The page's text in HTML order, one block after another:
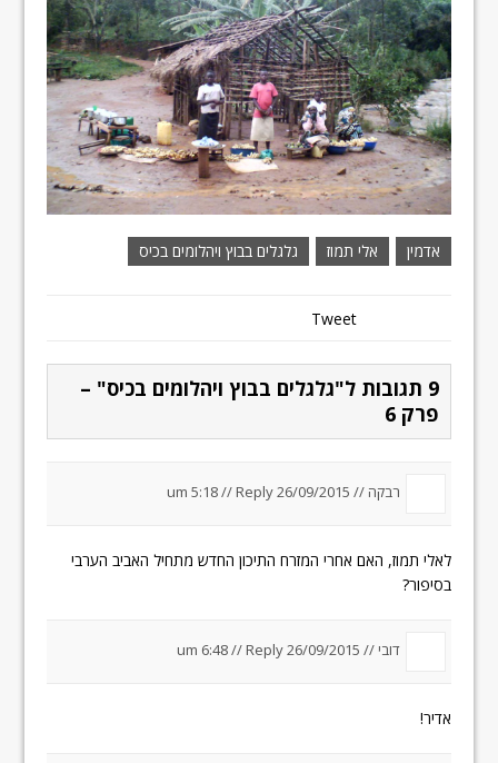
אדמין אלי תמוז גלגלים בבוץ ויהלומים בכיס
Tweet
9 תגובות ל"גלגלים בבוץ ויהלומים בכיס" –
פרק 6
רבקה // 26/09/2015 um 5:18
//Reply
לאלי תמוז, האם אחרי המזרח התיכון החדש מתחיל האביב הערבי
בסיפור?
דובי // 26/09/2015 um 6:48
//Reply
אדיר!